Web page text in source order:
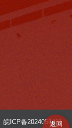
返回
皖ICP备2024056481